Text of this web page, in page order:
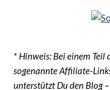
* Hinweis: Bei einem Teil
sogenannte Affiliate-
unterstützt Du den Blog